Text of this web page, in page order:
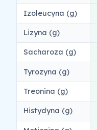
Izoleucyna (g)
Lizyna (g)
Sacharoza (g)
Tyrozyna (g)
Treonina (g)
Histydyna (g)